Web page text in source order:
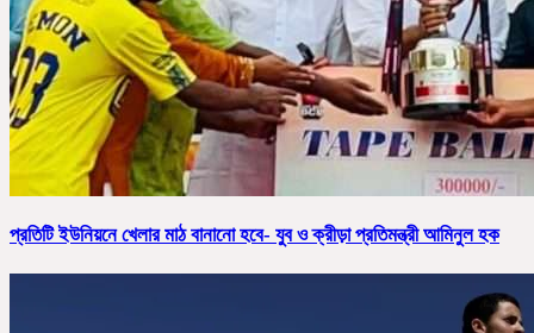
প্রতিটি ইউনিয়নে খেলার মাঠ বানানো হবে- যুব ও ক্রীড়া প্রতিমন্ত্রী আমিনুল হক